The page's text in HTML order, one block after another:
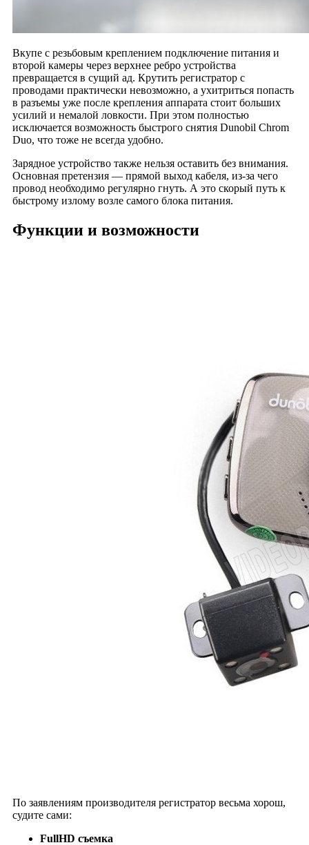
Вкупе с резьбовым креплением подключение питания и
второй камеры через верхнее ребро устройства
превращается в сущий ад. Крутить регистратор с
проводами практически невозможно, а ухитриться попасть
в разъемы уже после крепления аппарата стоит больших
усилий и немалой ловкости. При этом полностью
исключается возможность быстрого снятия Dunobil Chrom
Duo, что тоже не всегда удобно.
Зарядное устройство также нельзя оставить без внимания.
Основная претензия — прямой выход кабеля, из-за чего
провод необходимо регулярно гнуть. А это скорый путь к
быстрому излому возле самого блока питания.
Функции и возможности
По заявлениям производителя регистратор весьма хорош,
судите сами:
FullHD съемка